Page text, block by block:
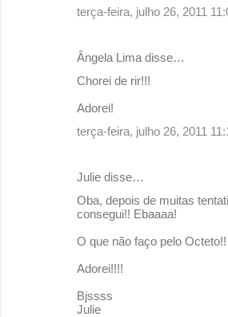
terça-feira, julho 26, 2011
Ângela Lima disse…
Chorei de rir!!!
Adorei!
terça-feira, julho 26, 2011
Julie disse…
Oba, depois de muitas
consegui!! Ebaaaa!
O que não faço pelo
Adorei!!!!
Bjssss
Julie